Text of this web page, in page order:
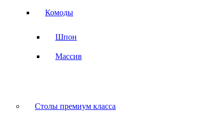
Комоды
Шпон
Массив
Столы премиум класса